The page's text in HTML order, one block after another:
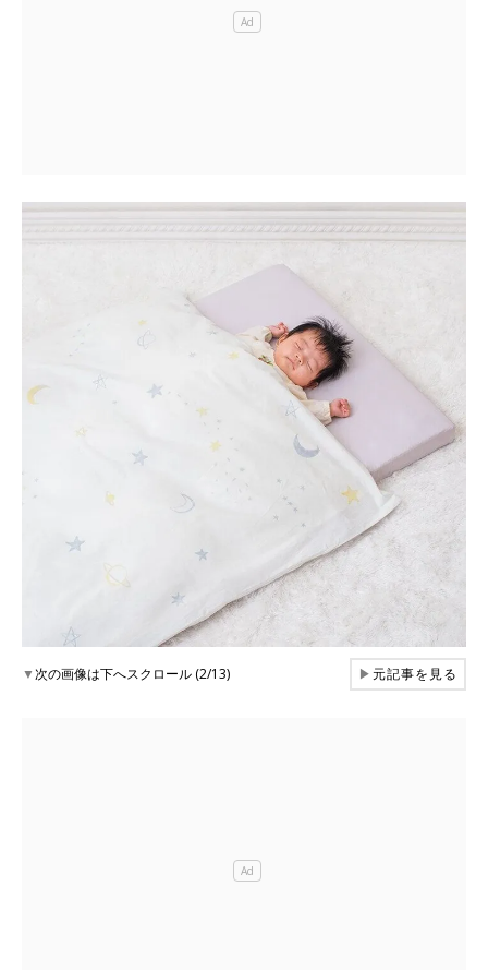
▼次の画像は下へスクロール (2/13) ▶元記事を見る